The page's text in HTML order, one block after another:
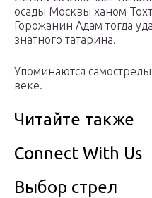
осады Москвы ханом
Горожанин Адам тогда
знатного татарина.
Упоминаются
веке.
Читайте также
Connect With Us
Выбор стрел